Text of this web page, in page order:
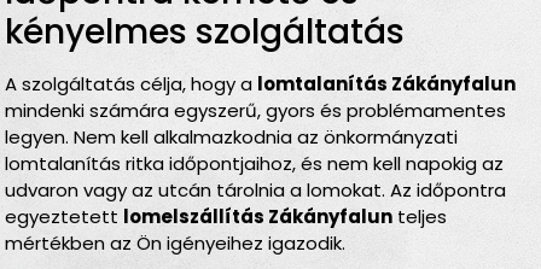
kényelmes szolgáltatás
A szolgáltatás célja, hogy a lomtalanítás Zákányfalun
mindenki számára egyszerű, gyors és problémamentes
legyen. Nem kell alkalmazkodnia az önkormányzati
lomtalanítás ritka időpontjaihoz, és nem kell napokig az
udvaron vagy az utcán tárolnia a lomokat. Az időpontra
egyeztetett lomelszállítás Zákányfalun teljes
mértékben az Ön igényeihez igazodik.